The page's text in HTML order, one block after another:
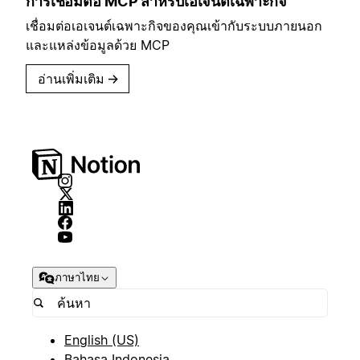
เชื่อมต่อเอเจนต์เฉพาะกิจของคุณเข้ากับระบบภายนอก
และแหล่งข้อมูลด้วย MCP
อ่านเพิ่มเติม →
ภาษาไทย
English (US)